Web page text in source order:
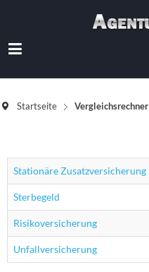
Startseite Vergleichsrechner
Stationäre Zusatzversicherung
Sterbegeld
Risikoversicherung
Unfallversicherung